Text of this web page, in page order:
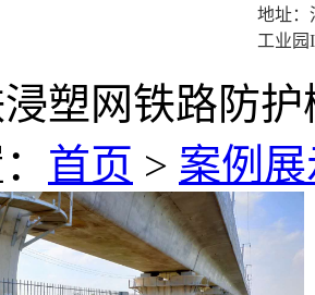
地址：
工业园
塑网铁路防
首页 > 案例